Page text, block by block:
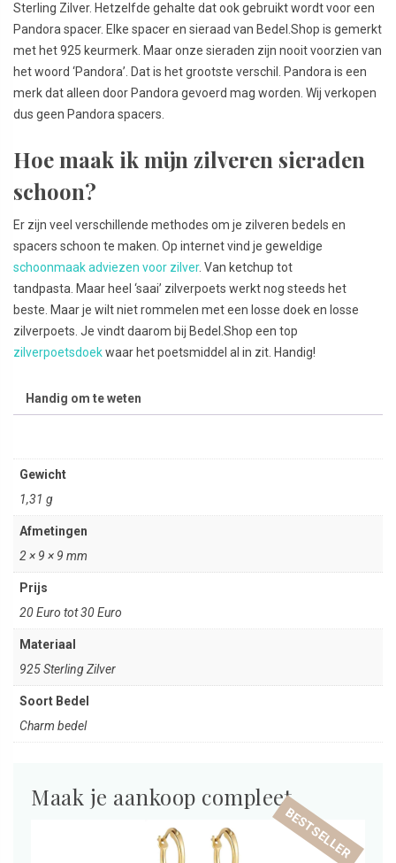
Sterling Zilver. Hetzelfde gehalte dat ook gebruikt wordt voor een
Pandora spacer. Elke spacer en sieraad van Bedel.Shop is gemerkt
met het 925 keurmerk. Maar onze sieraden zijn nooit voorzien van
het woord ‘Pandora’. Dat is het grootste verschil. Pandora is een
merk dat alleen door Pandora gevoerd mag worden. Wij verkopen
dus geen Pandora spacers.
Hoe maak ik mijn zilveren sieraden
schoon?
Er zijn veel verschillende methodes om je zilveren bedels en
spacers schoon te maken. Op internet vind je geweldige
schoonmaak adviezen voor zilver. Van ketchup tot
tandpasta. Maar heel ‘saai’ zilverpoets werkt nog steeds het
beste. Maar je wilt niet rommelen met een losse doek en losse
zilverpoets. Je vindt daarom bij Bedel.Shop een top
zilverpoetsdoekwaar het poetsmiddel al in zit. Handig!
Handig om te weten
Gewicht
1,31 g
Afmetingen
2 × 9 × 9 mm
Prijs
20 Euro tot 30 Euro
Materiaal
925 Sterling Zilver
Soort Bedel
Charm bedel
Maak je aankoop compleet
BESTSELLER